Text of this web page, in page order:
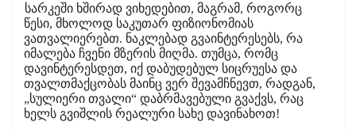
სარკეში ხშირად ვიხედებით, მაგრამ, როგორც
წესი, მხოლოდ საკუთარ ფიზიონომიას
ვათვალიერებთ. ნაკლებად გვაინტერესებს, რა
იმალება ჩვენი მზერის მიღმა. თუმცა, რომც
დავინტერესდეთ, იქ დაბუდებულ სიცრუესა და
თვალთმაქცობას მაინც ვერ შევამჩნევთ, რადგან,
„სულიერი თვალი“ დაბრმავებული გვაქვს, რაც
ხელს გვიშლის რეალური სახე დავინახოთ!